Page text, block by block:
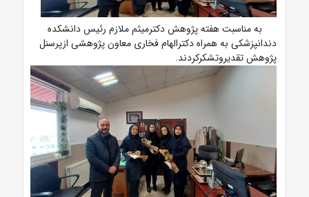
به مناسبت هفته پژوهش دکترمیثم ملازم رئیس دانشکده
دندانپزشکی به همراه دکترالهام فخاری معاون پژوهشی ازپرسنل
پژوهش تقدیروتشکرکردند.